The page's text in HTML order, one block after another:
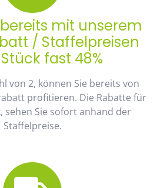
mit unserem
/ Staffelpreisen
fast 48%
von 2, können Sie bereits von
profitieren. Die Rabatte für
sehen Sie sofort anhand der
Staffelpreise.